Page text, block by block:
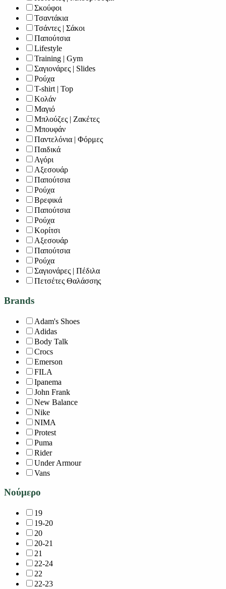
Σκούφοι
Τσαντάκια
Τσάντες | Σάκοι
Παπούτσια
Lifestyle
Training | Gym
Σαγιονάρες | Slides
Ρούχα
T-shirt | Top
Κολάν
Μαγιό
Μπλούζες | Ζακέτες
Μπουφάν
Παντελόνια | Φόρμες
Παιδικά
Αγόρι
Αξεσουάρ
Παπούτσια
Ρούχα
Βρεφικά
Παπούτσια
Ρούχα
Κορίτσι
Αξεσουάρ
Παπούτσια
Ρούχα
Σαγιονάρες | Πέδιλα
Πετσέτες Θαλάσσης
Brands
Adam's Shoes
Adidas
Body Talk
Crocs
Emerson
FILA
Ipanema
John Frank
New Balance
Nike
NIMA
Protest
Puma
Rider
Under Armour
Vans
Νούμερο
19
19-20
20
20-21
21
22-24
22
22-23